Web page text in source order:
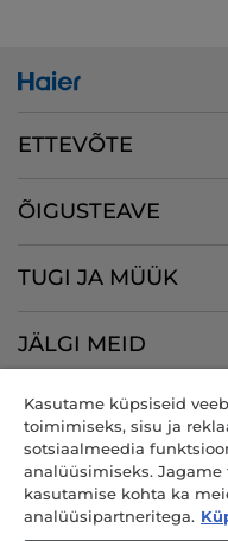
ETTEVÕTE
ÕIGUSTEAVE
TUGI JA MÜÜK
JÄLGI MEID
CANDY HOOVER GROUP
ASUKOHT: Via Comolli, 57 -
Via Privata Eden Fumagalli
Kasutame küpsiseid
toimimiseks, sisu ja
sotsiaalmeedia
analüüsimiseks.
kasutamise kohta ka
analüüsipartneritega.